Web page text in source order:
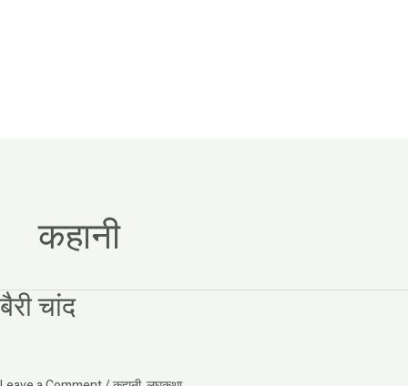
कहानी
बैरी चांद
बैरी
चांद